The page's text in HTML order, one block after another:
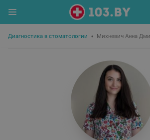
Диагностика в стоматологии • Михневич Анна